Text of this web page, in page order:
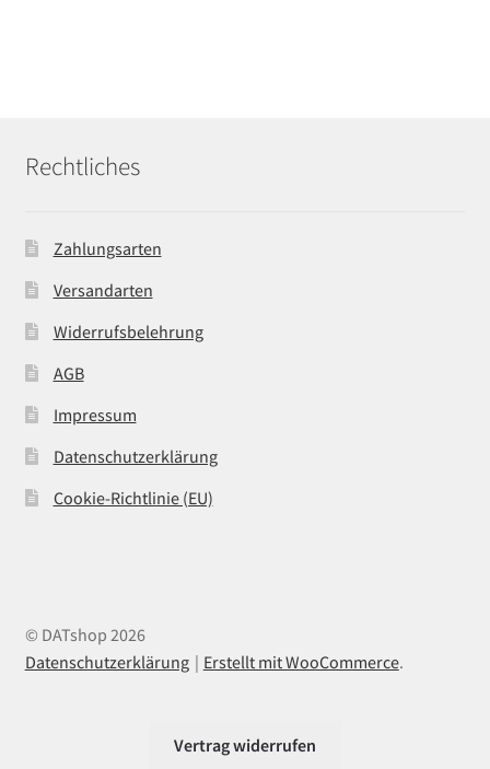
Rechtliches
Zahlungsarten
Versandarten
Widerrufsbelehrung
AGB
Impressum
Datenschutzerklärung
Cookie-Richtlinie (EU)
© DATshop 2026
Datenschutzerklärung
Erstellt mit WooCommerce.
Vertrag widerrufen